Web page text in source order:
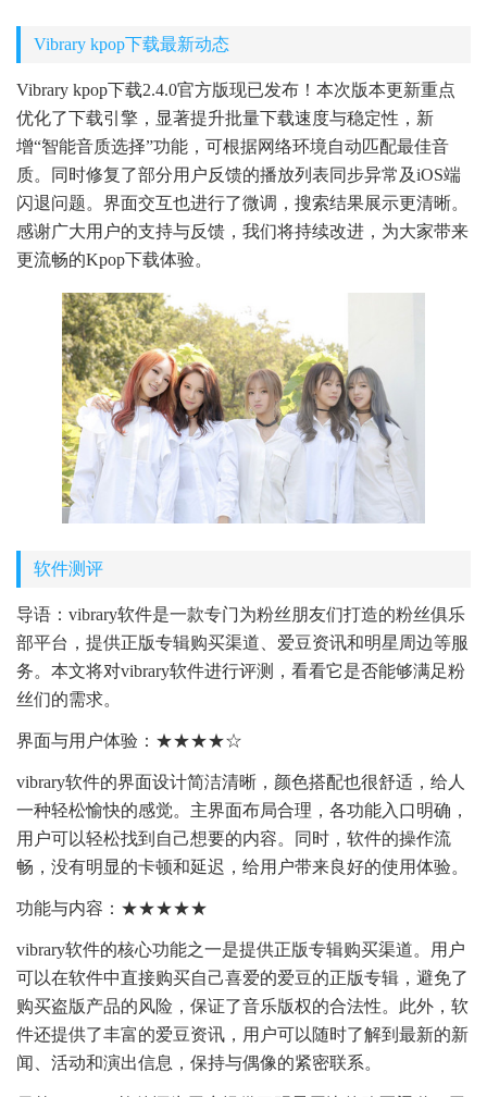
Vibrary kpop下载最新动态
Vibrary kpop下载2.4.0官方版现已发布！本次版本更新重点
优化了下载引擎，显著提升批量下载速度与稳定性，新
增“智能音质选择”功能，可根据网络环境自动匹配最佳音
质。同时修复了部分用户反馈的播放列表同步异常及iOS端
闪退问题。界面交互也进行了微调，搜索结果展示更清晰。
感谢广大用户的支持与反馈，我们将持续改进，为大家带来
更流畅的Kpop下载体验。
软件测评
导语：vibrary软件是一款专门为粉丝朋友们打造的粉丝俱乐
部平台，提供正版专辑购买渠道、爱豆资讯和明星周边等服
务。本文将对vibrary软件进行评测，看看它是否能够满足粉
丝们的需求。
界面与用户体验：★★★★☆
vibrary软件的界面设计简洁清晰，颜色搭配也很舒适，给人
一种轻松愉快的感觉。主界面布局合理，各功能入口明确，
用户可以轻松找到自己想要的内容。同时，软件的操作流
畅，没有明显的卡顿和延迟，给用户带来良好的使用体验。
功能与内容：★★★★★
vibrary软件的核心功能之一是提供正版专辑购买渠道。用户
可以在软件中直接购买自己喜爱的爱豆的正版专辑，避免了
购买盗版产品的风险，保证了音乐版权的合法性。此外，软
件还提供了丰富的爱豆资讯，用户可以随时了解到最新的新
闻、活动和演出信息，保持与偶像的紧密联系。